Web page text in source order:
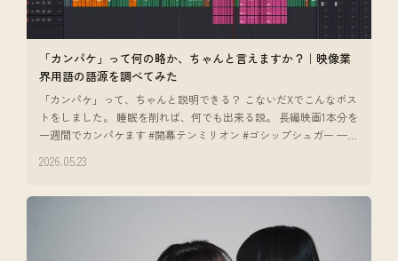
「カンパケ」って何の略か、ちゃんと言えますか？｜映像業
界用語の語源を調べてみた
「カンパケ」って、ちゃんと説明できる？ こないだXでこんなポス
トをしました。 睡眠を削れば、何でも出来る説。 長編映画1本分を
一週間でカンパケます #開幕テンミリオン #ゴシップシュガー —
2026.05.23